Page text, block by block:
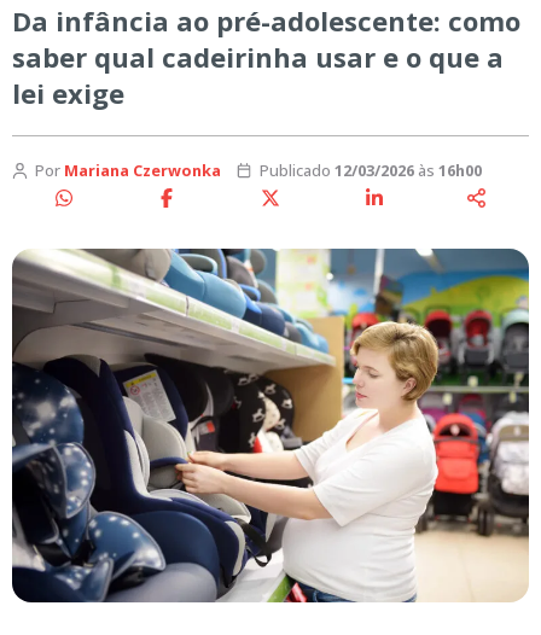
Da infância ao pré-adolescente: como
saber qual cadeirinha usar e o que a
lei exige
Por Mariana Czerwonka Publicado 12/03/2026às 16h00